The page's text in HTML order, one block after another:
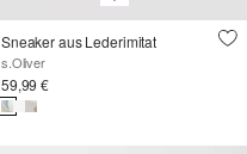
Sneaker aus Lederimitat
s.Oliver
59,99 €